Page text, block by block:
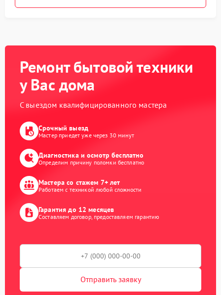
Ремонт бытовой техники
у Вас дома
С выездом квалифицированного мастера
Срочный выезд
Мастер приедет уже через 30 минут
Диагностика и осмотр бесплатно
Определим причину поломки бесплатно
Мастера со стажем 7+ лет
Работаем с техникой любой сложности
Гарантия до 12 месяцев
Составляем договор, предоставляем гарантию
Отправить заявку